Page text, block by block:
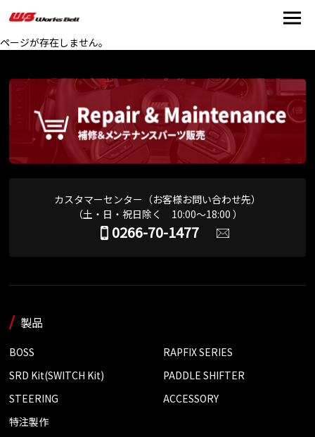
ページが存在しません。
カスタマーセンター（お客様お問い合わせ先）
（土・日・祝日除く 10:00～18:00 ）
0266-70-1477
製品
BOSS
RAPFIX SERIES
SRD Kit(SWITCH Kit)
PADDLE SHIFTER
STEERING
ACCESSORY
特注製作